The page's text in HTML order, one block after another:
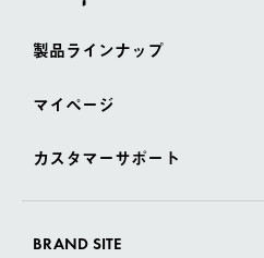
製品ラインナップ
マイページ
カスタマーサポート
BRAND SITE